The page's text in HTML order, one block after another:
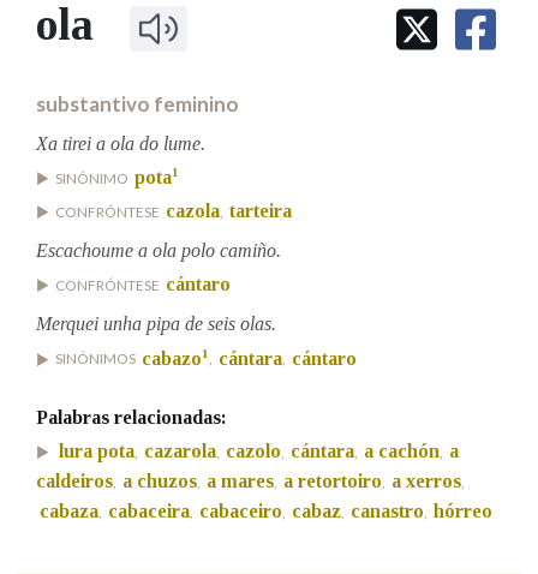
IDENTIDADE CORPORATIVA
MARCIAL DEL ADALID
FIGURAS HOMENAXEADAS
Facebook
TwitterYoutubeInstagram
Bluesky
BUSCAR NOS LEMAS
Remata por
Contén
BUSCAR NO CONTIDO
Nas definicións
Nos exemplos
ola
substantivo feminino
Xa tirei a ola do lume.
SINÓNIMO pota1
CONFRÓNTESE cazola, tarteira
Escachoume a ola polo camiño.
CONFRÓNTESE cántaro
Merquei unha pipa de seis olas.
SINÓNIMOS cabazo1, cántara, cántaro
Palabras relacionadas:
lura pota cazarola cazolo cántara a cachón a
caldeiros a chuzos a mares a retortoiro a xerros
cabaza cabaceira cabaceiro cabaz canastro hórreo